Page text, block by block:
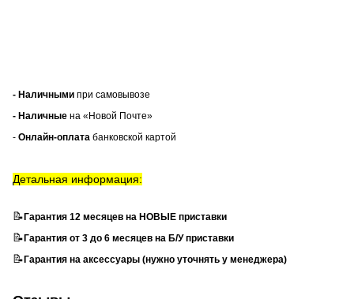
- Наличными при самовывозе
- Наличные на «Новой Почте»
- Онлайн-оплата банковской картой
Детальная информация:
📝Гарантия 12 месяцев на НОВЫЕ приставки
📝Гарантия от 3 до 6 месяцев на Б/У приставки
📝Гарантия на аксессуары (нужно уточнять у менеджера)